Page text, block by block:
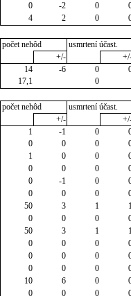
0 -2 0
4 2 0
počet nehôd usmrtení účast.
+/-
14 -6 0
17,1 0
počet nehôd usmrtení účast.
+/-
1 -1 0
0 0 0
1 0 0
0 0 0
0 -1 0
0 0 0
50 3 1
0 0 0
50 3 1
0 0 0
0 0 0
0 0 0
10 6 0
0 0 0